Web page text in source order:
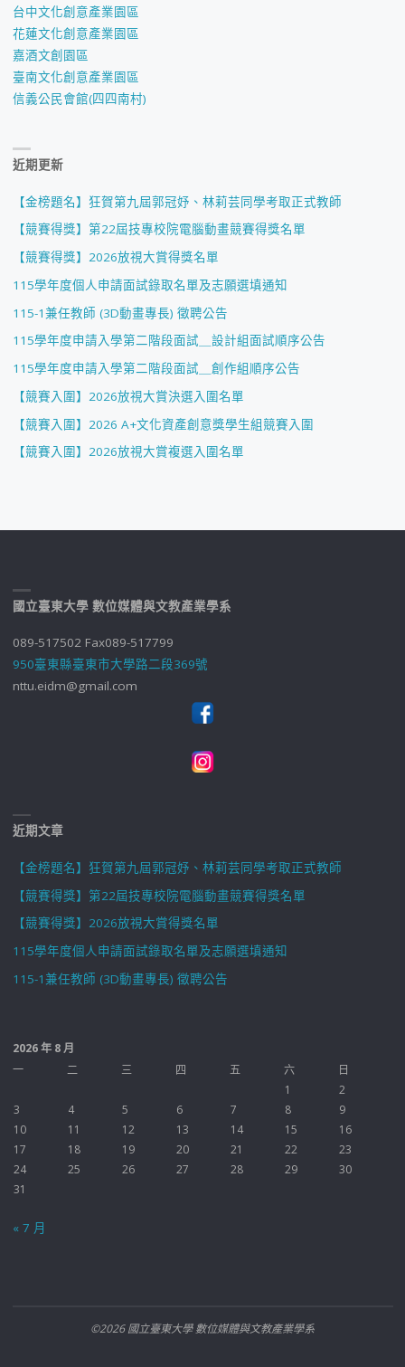
台中文化創意產業園區
花蓮文化創意產業園區
嘉酒文創園區
臺南文化創意產業園區
信義公民會館(四四南村)
近期更新
【金榜題名】狂賀第九屆郭冠妤、林莉芸同學考取正式教師
【競賽得獎】第22屆技專校院電腦動畫競賽得獎名單
【競賽得獎】2026放視大賞得獎名單
115學年度個人申請面試錄取名單及志願選填通知
115-1兼任教師 (3D動畫專長) 徵聘公告
115學年度申請入學第二階段面試＿設計組面試順序公告
115學年度申請入學第二階段面試＿創作組順序公告
【競賽入圍】2026放視大賞決選入圍名單
【競賽入圍】2026 A+文化資產創意獎學生組競賽入圍
【競賽入圍】2026放視大賞複選入圍名單
國立臺東大學 數位媒體與文教產業學系
089-517502 Fax089-517799
950臺東縣臺東市大學路二段369號
nttu.eidm@gmail.com
近期文章
【金榜題名】狂賀第九屆郭冠妤、林莉芸同學考取正式教師
【競賽得獎】第22屆技專校院電腦動畫競賽得獎名單
【競賽得獎】2026放視大賞得獎名單
115學年度個人申請面試錄取名單及志願選填通知
115-1兼任教師 (3D動畫專長) 徵聘公告
2026 年 8 月
一
二 三 四 五 六
日
1
2
3
4 5 6 7 8
9
10
11 12 13 14 15
16
17
18 19 20 21 22
23
24
25 26 27 28 29
30
31
« 7 月
©2026 國立臺東大學 數位媒體與文教產業學系